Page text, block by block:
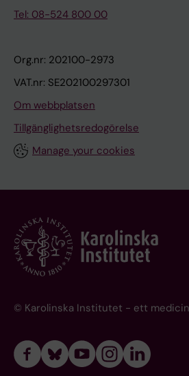
Tel: 08-524 800 00
Org.nr: 202100-2973
VAT.nr: SE202100297301
Om webbplatsen
Tillgänglighetsredogörelse
Manage your cookies
© Karolinska Institutet - ett